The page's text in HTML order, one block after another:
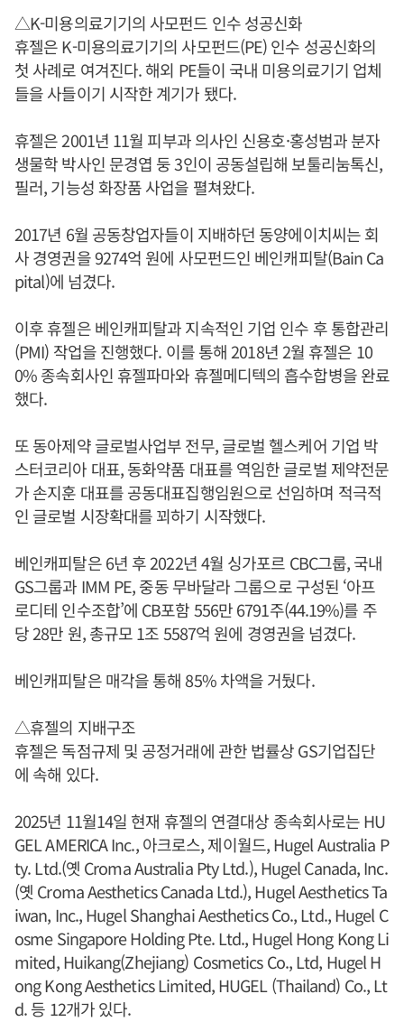
△K-미용의료기기의 사모펀드 인수 성공신화
휴젤은 K-미용의료기기의 사모펀드(PE) 인수 성공신화의
첫 사례로 여겨진다. 해외 PE들이 국내 미용의료기기 업체
들을 사들이기 시작한 계기가 됐다.
휴젤은 2001년 11월 피부과 의사인 신용호·홍성범과 분자
생물학 박사인 문경엽 둥 3인이 공동설립해 보툴리눔톡신,
필러, 기능성 화장품 사업을 펼쳐왔다.
2017년 6월 공동창업자들이 지배하던 동양에이치씨는 회
사 경영권을 9274억 원에 사모펀드인 베인캐피탈(Bain Ca
pital)에 넘겼다.
이후 휴젤은 베인캐피탈과 지속적인 기업 인수 후 통합관리
(PMI) 작업을 진행했다. 이를 통해 2018년 2월 휴젤은 10
0% 종속회사인 휴젤파마와 휴젤메디텍의 흡수합병을 완료
했다.
또 동아제약 글로벌사업부 전무, 글로벌 헬스케어 기업 박
스터코리아 대표, 동화약품 대표를 역임한 글로벌 제약전문
가 손지훈 대표를 공동대표집행임원으로 선임하며 적극적
인 글로벌 시장확대를 꾀하기 시작했다.
베인캐피탈은 6년 후 2022년 4월 싱가포르 CBC그룹, 국내
GS그룹과 IMM PE, 중동 무바달라 그룹으로 구성된 ‘아프
로디테 인수조합’에 CB포함 556만 6791주(44.19%)를 주
당 28만 원, 총규모 1조 5587억 원에 경영권을 넘겼다.
베인캐피탈은 매각을 통해 85% 차액을 거뒀다.
△휴젤의 지배구조
휴젤은 독점규제 및 공정거래에 관한 법률상 GS기업집단
에 속해 있다.
2025년 11월14일 현재 휴젤의 연결대상 종속회사로는 HU
GEL AMERICA Inc., 아크로스, 제이월드, Hugel Australia P
ty. Ltd.(옛 Croma Australia Pty Ltd.), Hugel Canada, Inc.
(옛 Croma Aesthetics Canada Ltd.), Hugel Aesthetics Ta
iwan, Inc., Hugel Shanghai Aesthetics Co., Ltd., Hugel C
osme Singapore Holding Pte. Ltd., Hugel Hong Kong Li
mited, Huikang(Zhejiang) Cosmetics Co., Ltd, Hugel H
ong Kong Aesthetics Limited, HUGEL (Thailand) Co., Lt
d. 등 12개가 있다.